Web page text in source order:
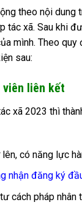
theo nội
xã. Sau khi
mình. Theo
sau:
liên kết
xã 2023 thì
có năng lực
nhận đăng ký
cách pháp